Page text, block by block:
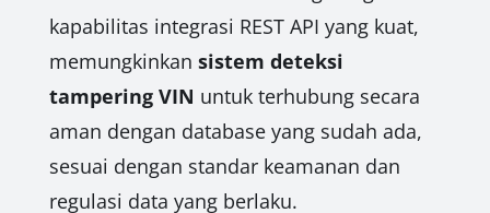
kapabilitas integrasi REST API yang kuat,
memungkinkan sistem deteksi
tampering VIN untuk terhubung secara
aman dengan database yang sudah ada,
sesuai dengan standar keamanan dan
regulasi data yang berlaku.